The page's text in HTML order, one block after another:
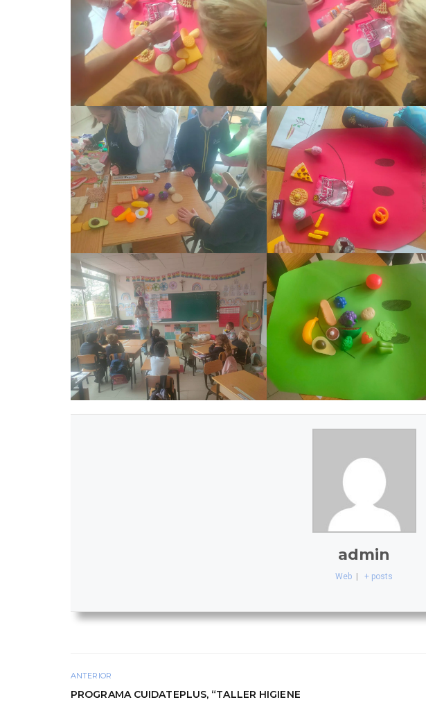
admin
Web + posts
ANTERIOR
PROGRAMA CUIDATEPLUS, “TALLER HIGIENE